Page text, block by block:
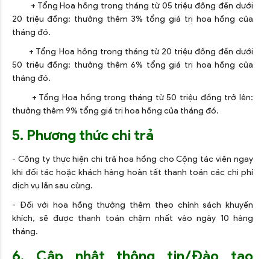
+ Tổng Hoa hồng trong tháng từ 05 triệu đồng đến dưới
20 triệu đồng: thưởng thêm 3% tổng giá trị hoa hồng của
tháng đó.
+ Tổng Hoa hồng trong tháng từ 20 triệu đồng đến dưới
50 triệu đồng: thưởng thêm 6% tổng giá trị hoa hồng của
tháng đó.
+ Tổng Hoa hồng trong tháng từ 50 triệu đồng trở lên:
thưởng thêm 9% tổng giá trị hoa hồng của tháng đó.
5. Phương thức chi trả
- Công ty thực hiện chi trả hoa hồng cho Cộng tác viên ngay
khi đối tác hoặc khách hàng hoàn tất thanh toán các chi phí
dịch vụ lần sau cùng.
- Đối với hoa hồng thưởng thêm theo chính sách khuyến
khích, sẽ được thanh toán chậm nhất vào ngày 10 hàng
tháng.